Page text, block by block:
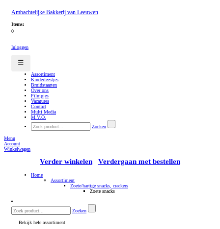
Ambachtelijke Bakkerij van Leeuwen
Items:
0
Inloggen
☰
Assortiment
Kinderfeestjes
Bruidstaarten
Over ons
Filmpjes
Vacatures
Contact
Multi Media
M.V.O.
Zoeken
Menu
Account
Winkelwagen
Verder winkelen Verdergaan met bestellen
Home
Assortiment
Zoete/hartige snacks, crackers
Zoete snacks
Zoeken
Bekijk hele assortiment